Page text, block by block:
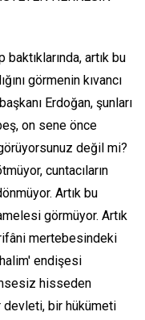
baktıklarında, artık bu
görmenin kıvancı
Erdoğan, şunları
on sene önce
değil mi?
cuntacıların
Artık bu
görmüyor. Artık
mertebesindeki
endişesi
hisseden
devleti, bir hükümeti